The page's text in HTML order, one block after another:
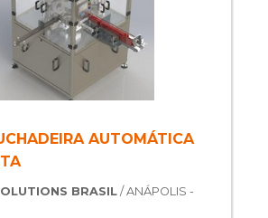
AUTOMÁTICA
BRASIL/ ANÁPOLIS -